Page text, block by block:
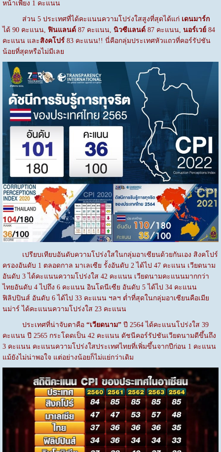
หน้าเพียง 1 คะแนน
ส่วน 5 ประเทศที่ได้คะแนนความโปร่งใสสูงที่สุดได้แก่ เดนมาร์ก
ได้ 90 คะแนน, ฟินแลนด์ 87 คะแนน, นิวซีแลนด์ 87 คะแนน, นอร์เวย์ 84
คะแนน และสิงคโปร์83 คะแนน!! นี่คือกลุ่มประเทศหัวแถวที่คอร์รัปชัน
น้อยที่สุดหรือไม่มีเลย
เปรียบเทียบอันดับความโปร่งใสในกลุ่มอาเซียนด้วยกันเอง สิงคโปร์
ครองอันดับ 1 ตลอดกาล มาเลเซีย รั้งอันดับ 2 ได้ไป 47 คะแนน เวียดนาม
อันดับ 3 ได้คะแนนความโปร่งใส 42 คะแนน เวียดนามคะแนนมากกว่า
ไทยอันดับ 4 ไปถึง 6 คะแนน อินโดนีเซีย อันดับ 5 ได้ไป 34 คะแนน
ฟิลิปปินส์ อันดับ 6 ได้ไป 33 คะแนน ฯลฯ ต่ำที่สุดในกลุ่มอาเซียนคือเมีย
นม่าร์ ได้คะแนนความโปร่งใส 23 คะแนน
ประเทศที่น่าจับตาคือ “เวียดนาม”ปี 2564 ได้คะแนนโปร่งใส 39
คะแนน ปี 2565 กระโดดเป็น 42 คะแนน ดัชนีคอร์รัปชันเวียดนามดีขึ้นถึง
3 คะแนน คะแนนความโปร่งใสประเทศไทยที่เพิ่มขึ้นจากปีก่อน 1 คะแนน
แม้ยังไม่น่าพอใจ แต่อย่างน้อยก็ไม่แย่กว่าเดิม